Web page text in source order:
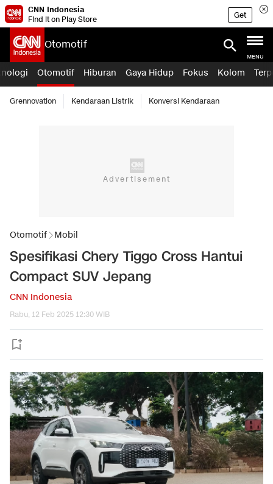
CNN Indonesia
Find it on Play Store
Get
Otomotif
MENU
Otomotif Hiburan Gaya Hidup Fokus Kolom
Grennovation Kendaraan Listrik Konversi Kendaraan
Otomotif Mobil
Spesifikasi Chery Tiggo Cross Hantui
Compact SUV Jepang
CNN Indonesia
Rabu, 12 Feb 2025 12:30 WIB